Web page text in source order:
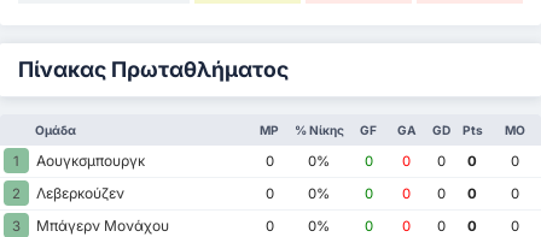
Πίνακας Πρωταθλήματος
Ομάδα MP % Νίκης GF GA GD Pts ΜΟ
1 Αουγκσμπουργκ 0 0% 0 0 0 0
0
2
Λεβερκούζεν 0 0% 0 0 0 0
0
3
Μπάγερν Μονάχου 0 0% 0 0 0 0
0